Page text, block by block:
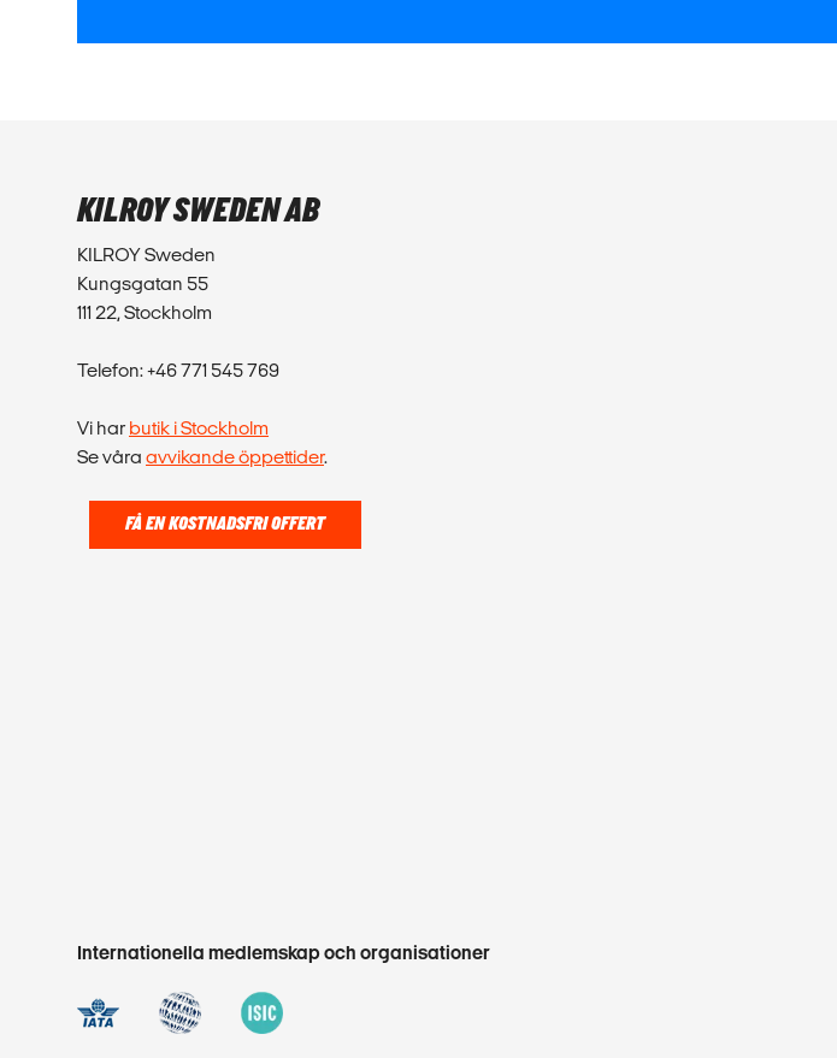
KILROY SWEDEN AB
KILROY Sweden
Kungsgatan 55
111 22, Stockholm
Telefon: +46 771 545 769
Vi har butik i Stockholm
Se våra avvikande öppettider.
FÅ EN KOSTNADSFRI OFFERT
Internationella medlemskap och organisationer